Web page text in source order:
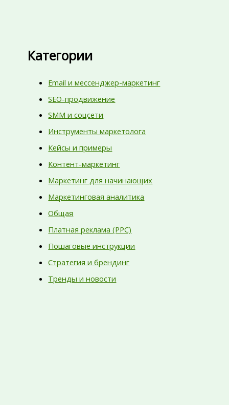
Категории
Email и мессенджер-маркетинг
SEO-продвижение
SMM и соцсети
Инструменты маркетолога
Кейсы и примеры
Контент-маркетинг
Маркетинг для начинающих
Маркетинговая аналитика
Общая
Платная реклама (PPC)
Пошаговые инструкции
Стратегия и брендинг
Тренды и новости